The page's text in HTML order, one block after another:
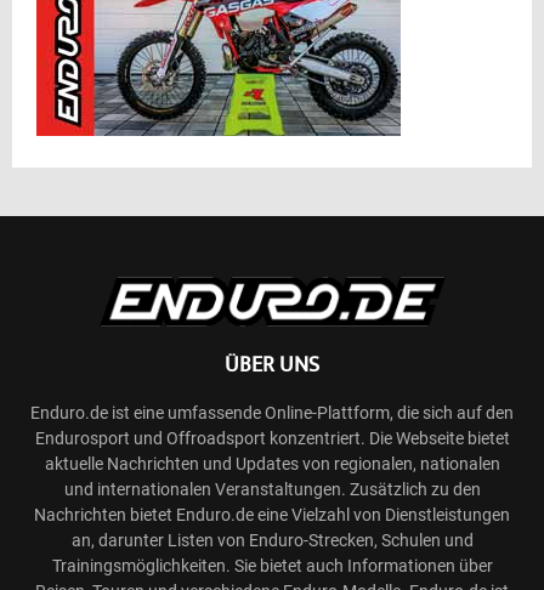
ÜBER UNS
Enduro.de ist eine umfassende Online-Plattform, die sich auf den
Endurosport und Offroadsport konzentriert. Die Webseite bietet
aktuelle Nachrichten und Updates von regionalen, nationalen
und internationalen Veranstaltungen. Zusätzlich zu den
Nachrichten bietet Enduro.de eine Vielzahl von Dienstleistungen
an, darunter Listen von Enduro-Strecken, Schulen und
Trainingsmöglichkeiten. Sie bietet auch Informationen über